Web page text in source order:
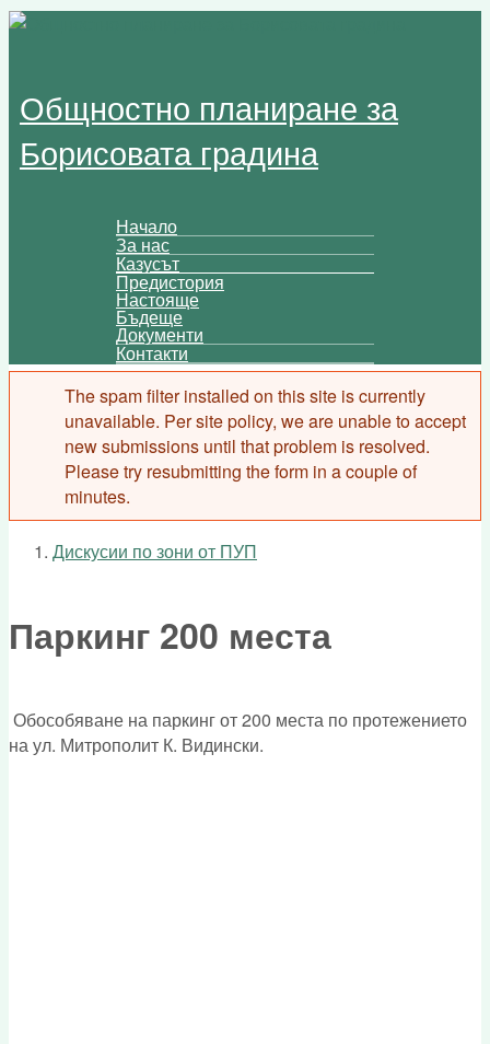
Skip to main content
Общностно планиране за
Борисовата градина
Main menu
Начало
За нас
Казусът
Предистория
Настояще
Бъдеще
Документи
Контакти
Error message
The spam filter installed on this site is currently
unavailable. Per site policy, we are unable to accept
new submissions until that problem is resolved.
Please try resubmitting the form in a couple of
minutes.
Дискусии по зони от ПУП
Паркинг 200 места
Обособяване на паркинг от 200 места по протежението
на ул. Митрополит К. Видински.